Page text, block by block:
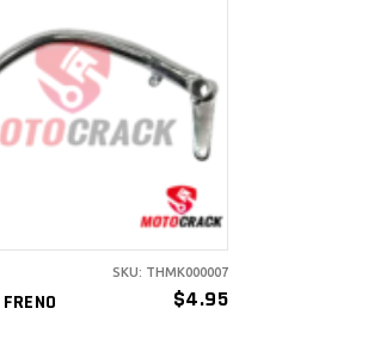
AÑADIR AL
CARRITO
$4.95
SKU: THMK000007